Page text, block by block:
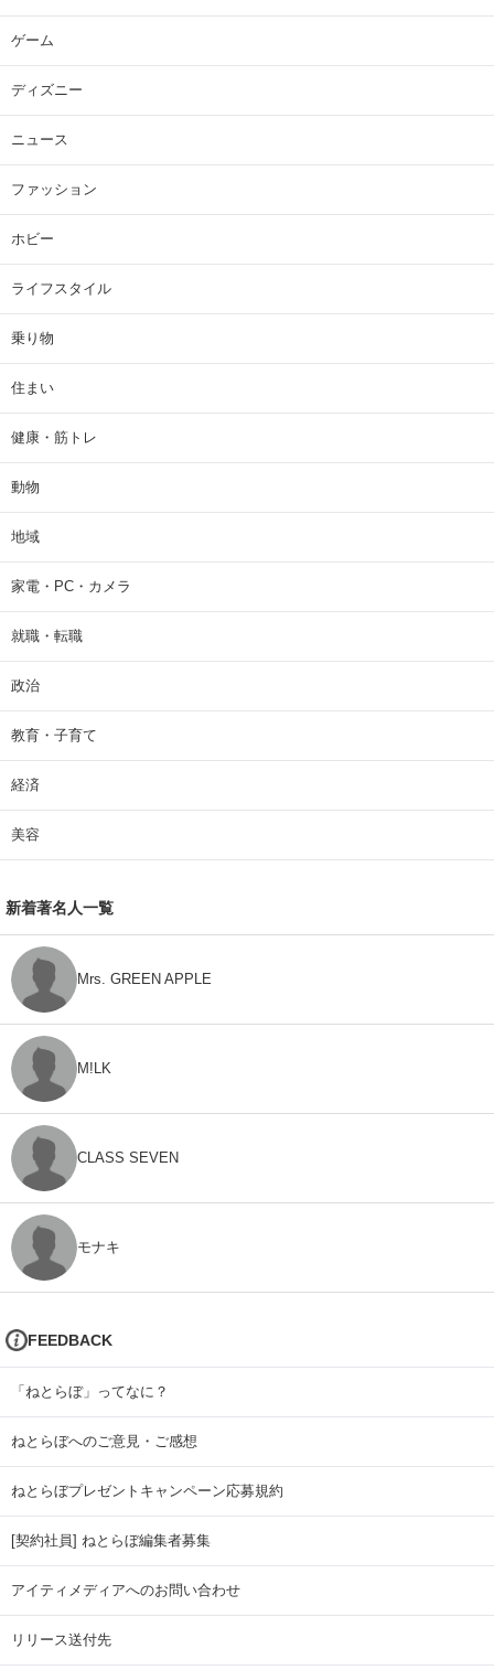
ゲーム
ディズニー
ニュース
ファッション
ホビー
ライフスタイル
乗り物
住まい
健康・筋トレ
動物
地域
家電・PC・カメラ
就職・転職
政治
教育・子育て
経済
美容
新着著名人一覧
Mrs. GREEN APPLE
M!LK
CLASS SEVEN
モナキ
FEEDBACK
「ねとらぼ」ってなに？
ねとらぼへのご意見・ご感想
ねとらぼプレゼントキャンペーン応募規約
[契約社員] ねとらぼ編集者募集
アイティメディアへのお問い合わせ
リリース送付先